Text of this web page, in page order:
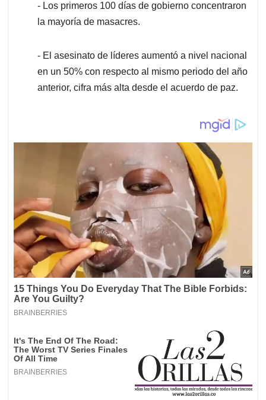
- Los primeros 100 días de gobierno concentraron
la mayoría de masacres.
- El asesinato de líderes aumentó a nivel nacional
en un 50% con respecto al mismo periodo del año
anterior, cifra más alta desde el acuerdo de paz.